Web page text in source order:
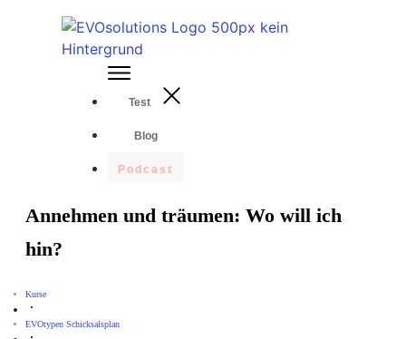
Test
Blog
Podcast
Annehmen und träumen: Wo will ich
hin?
Kurse
EVOtypen Schicksalsplan